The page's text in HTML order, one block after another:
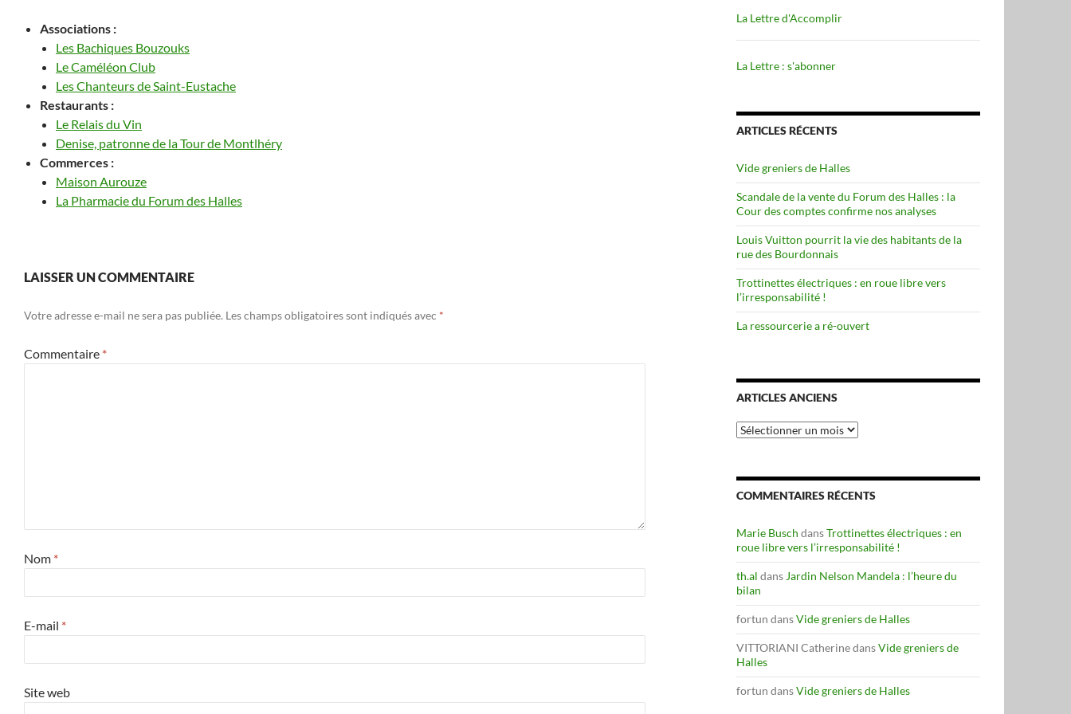
Associations :
Les Bachiques Bouzouks
Le Caméléon Club
Les Chanteurs de Saint-Eustache
Restaurants :
Le Relais du Vin
Denise, patronne de la Tour de Montlhéry
Commerces :
Maison Aurouze
La Pharmacie du Forum des Halles
LAISSER UN COMMENTAIRE
Votre adresse e-mail ne sera pas publiée. Les champs obligatoires sont indiqués avec *
Commentaire *
Nom *
E-mail *
Site web
La Lettre d'Accomplir
La Lettre : s'abonner
ARTICLES RÉCENTS
Vide greniers de Halles
Scandale de la vente du Forum des Halles : la
Cour des comptes confirme nos analyses
Louis Vuitton pourrit la vie des habitants de la
rue des Bourdonnais
Trottinettes électriques : en roue libre vers
l’irresponsabilité !
La ressourcerie a ré-ouvert
ARTICLES ANCIENS
Articles
anciens
COMMENTAIRES RÉCENTS
Marie Busch dansTrottinettes électriques : en
roue libre vers l’irresponsabilité !
th.al dans Jardin Nelson Mandela : l’heure du
bilan
fortun dansVide greniers de Halles
VITTORIANI CatherinedansVide greniers de
Halles
fortun dansVide greniers de Halles